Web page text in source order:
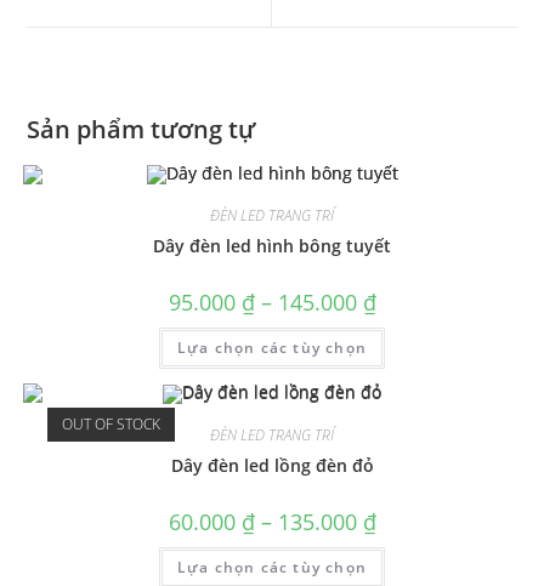
Sản phẩm tương tự
ĐÈN LED TRANG TRÍ
Dây đèn led hình bông tuyết
95.000 ₫– 145.000 ₫
Lựa chọn các tùy chọn
OUT OF STOCK ĐÈN LED TRANG TRÍ
Dây đèn led lồng đèn đỏ
60.000 ₫– 135.000 ₫
Lựa chọn các tùy chọn